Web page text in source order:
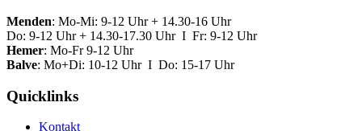
Menden: Mo-Mi: 9-12 Uhr + 14.30-16 Uhr
Do: 9-12 Uhr + 14.30-17.30 Uhr I Fr: 9-12 Uhr
Hemer: Mo-Fr 9-12 Uhr
Balve: Mo+Di: 10-12 Uhr I Do: 15-17 Uhr
Quicklinks
Kontakt